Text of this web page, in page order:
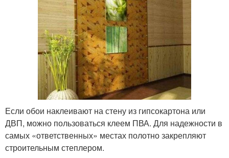
Если обои наклеивают на стену из гипсокартона или
ДВП, можно пользоваться клеем ПВА. Для надежности в
самых «ответственных» местах полотно закрепляют
строительным степлером.